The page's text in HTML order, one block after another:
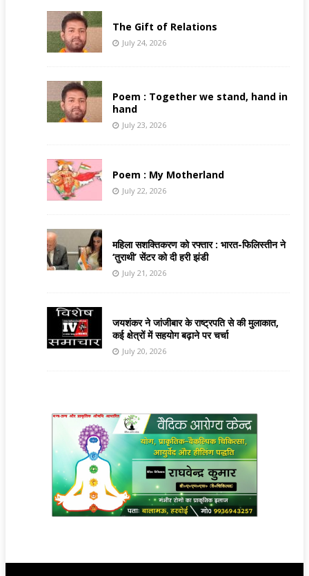
The Gift of Relations
July 24, 2026
Poem : Together we stand, hand in
hand
July 23, 2026
Poem : My Motherland
July 22, 2026
महिला सशक्तिकरण को रफ्तार : भारत-फिलिस्तीन ने
‘तुराथी’ सेंटर को दी हरी झंडी
July 21, 2026
जयशंकर ने जांजीबार के राष्ट्रपति से की मुलाकात,
कई क्षेत्रों में सहयोग बढ़ाने पर चर्चा
July 20, 2026